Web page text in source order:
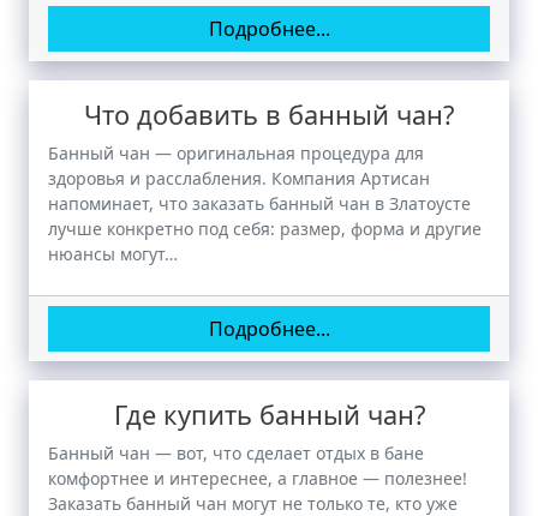
Подробнее...
Что добавить в банный чан?
Банный чан — оригинальная процедура для
здоровья и расслабления. Компания Артисан
напоминает, что заказать банный чан в Златоусте
лучше конкретно под себя: размер, форма и другие
нюансы могут…
Подробнее...
Где купить банный чан?
Банный чан — вот, что сделает отдых в бане
комфортнее и интереснее, а главное — полезнее!
Заказать банный чан могут не только те, кто уже